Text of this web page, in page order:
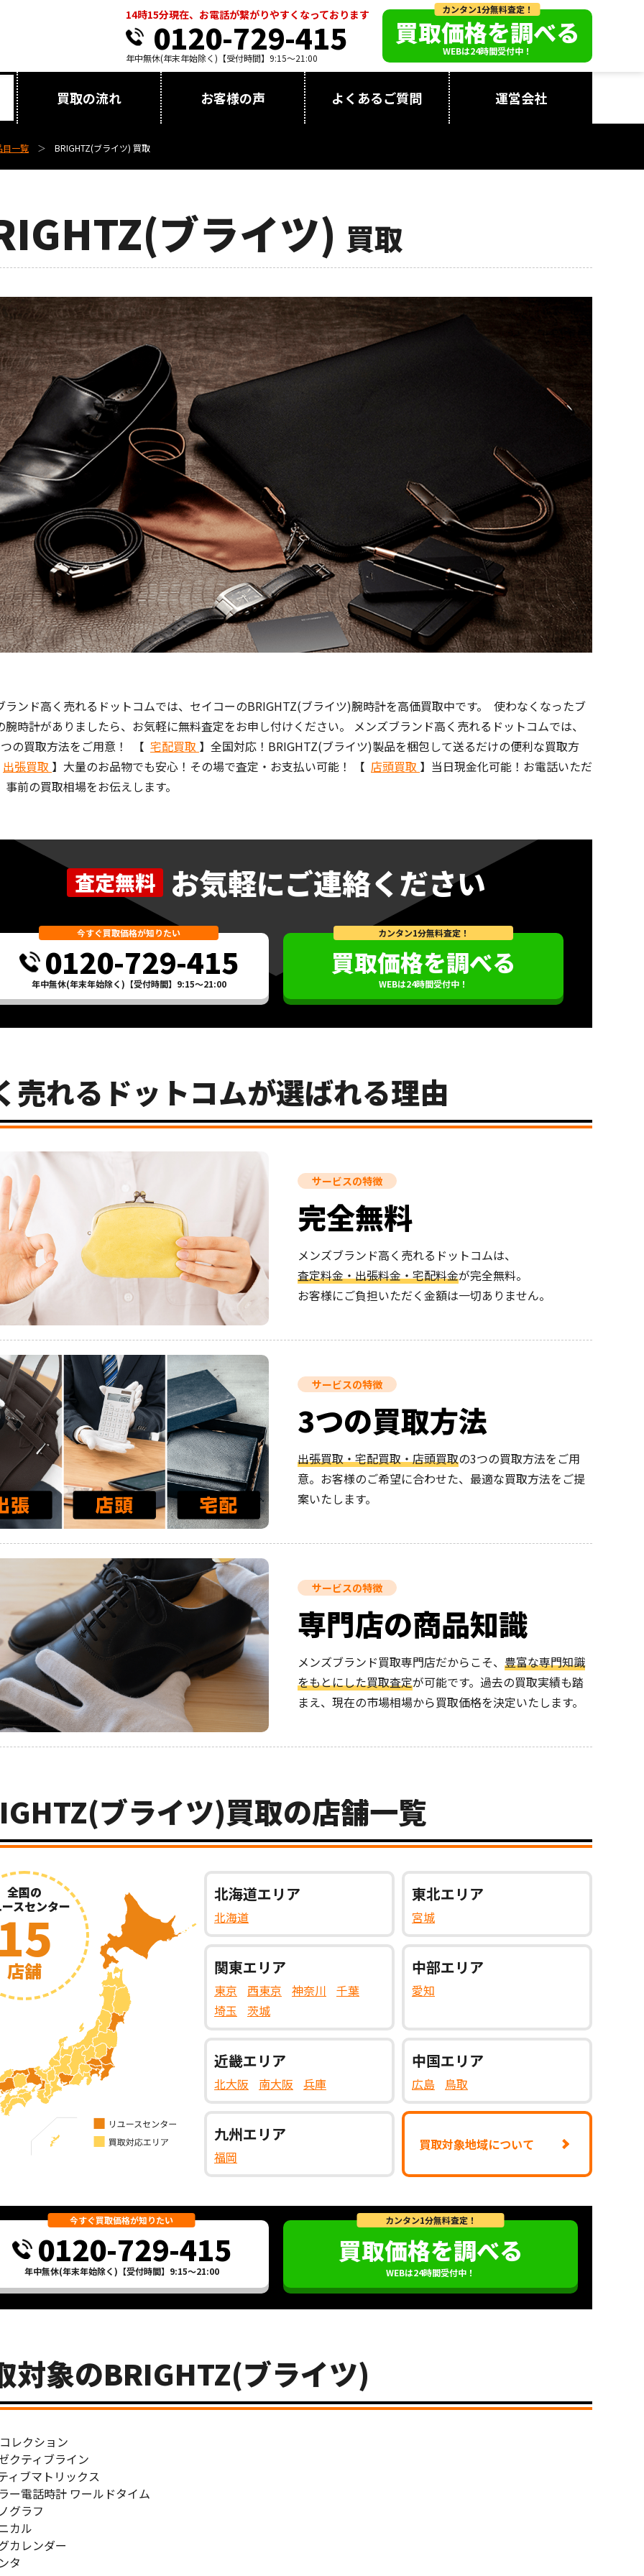
14時15分現在、お電話が繋がりやすくなっております
0120-729-415
年中無休(年末年始除く)【受付時間】9:15～21:00
カンタン1分無料査定！
買取価格を調べる
WEBは24時間受付中！
買取の流れ お客様の声 よくあるご質問 運営会社
目一覧 BRIGHTZ(ブライツ) 買取
ブライツ) 買取
ランド高く売れるドットコムでは、セイコーのBRIGHTZ(ブライツ)腕時計を高価買取中です。 使わなくなったブ
腕時計がありましたら、お気軽に無料査定をお申し付けください。 メンズブランド高く売れるドットコムでは、
の買取方法をご用意！ 【 宅配買取 】全国対応！BRIGHTZ(ブライツ)製品を梱包して送るだけの便利な買取方
出張買取 】大量のお品物でも安心！その場で査定・お支払い可能！ 【 店頭買取 】当日現金化可能！お電話いただ
事前の買取相場をお伝えします。
査定無料 お気軽にご連絡ください
今すぐ買取価格が知りたい
0120-729-415
年中無休(年末年始除く)【受付時間】9:15～21:00
カンタン1分無料査定！
買取価格を調べる
WEBは24時間受付中！
売れるドットコムが選ばれる理由
サービスの特徴
完全無料
メンズブランド高く売れるドットコムは、
査定料金・出張料金・宅配料金が完全無料。
お客様にご負担いただく金額は一切ありません。
サービスの特徴
3つの買取方法
出張買取・宅配買取・店頭買取の3つの買取方法をご用
意。お客様のご希望に合わせた、最適な買取方法をご提
案いたします。
サービスの特徴
専門店の商品知識
メンズブランド買取専門店だからこそ、 豊富な専門知識
をもとにした買取査定が可能です。過去の買取実績も踏
まえ、現在の市場相場から買取価格を決定いたします。
ブライツ)買取の店舗一覧
全国の
スセンター
店舗
北海道エリア
北海道
東北エリア
宮城
関東エリア
東京 西東京 神奈川
千葉
埼玉
茨城
中部エリア
愛知
近畿エリア
北大阪 南大阪 兵庫
中国エリア
広島 鳥取
九州エリア
福岡
買取対象地域について
今すぐ買取価格が知りたい
0120-729-415
年中無休(年末年始除く)【受付時間】9:15～21:00
カンタン1分無料査定！
買取価格を調べる
WEBは24時間受付中！
対象のBRIGHTZ(ブライツ)
レクション
クティブライン
ィブマトリックス
ー電話時計 ワールドタイム
グラフ
カル
カレンダー
タ